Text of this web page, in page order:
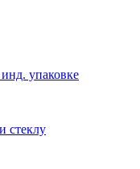
упаковке
стеклу